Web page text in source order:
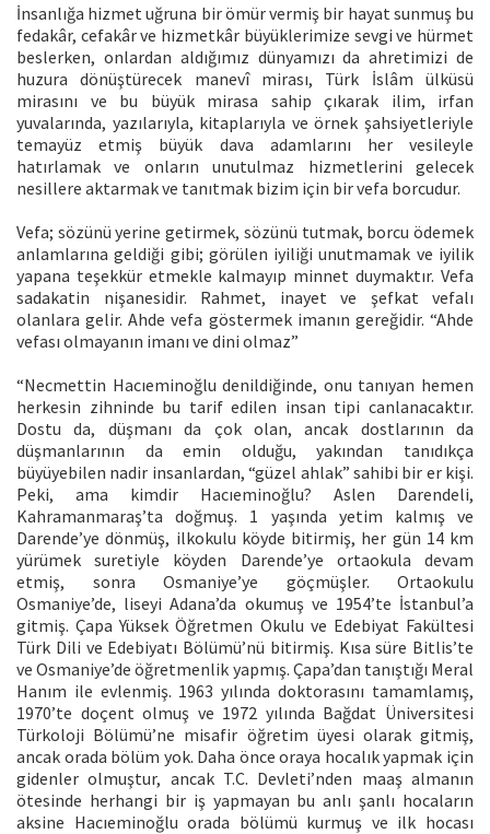
İnsanlığa hizmet uğruna bir ömür vermiş bir hayat sunmuş bu
fedakâr, cefakâr ve hizmetkâr büyüklerimize sevgi ve hürmet
beslerken, onlardan aldığımız dünyamızı da ahretimizi de
huzura dönüştürecek manevî mirası, Türk İslâm ülküsü
mirasını ve bu büyük mirasa sahip çıkarak ilim, irfan
yuvalarında, yazılarıyla, kitaplarıyla ve örnek şahsiyetleriyle
temayüz etmiş büyük dava adamlarını her vesileyle
hatırlamak ve onların unutulmaz hizmetlerini gelecek
nesillere aktarmak ve tanıtmak bizim için bir vefa borcudur.
Vefa; sözünü yerine getirmek, sözünü tutmak, borcu ödemek
anlamlarına geldiği gibi; görülen iyiliği unutmamak ve iyilik
yapana teşekkür etmekle kalmayıp minnet duymaktır. Vefa
sadakatin nişanesidir. Rahmet, inayet ve şefkat vefalı
olanlara gelir. Ahde vefa göstermek imanın gereğidir. “Ahde
vefası olmayanın imanı ve dini olmaz”
“Necmettin Hacıeminoğlu denildiğinde, onu tanıyan hemen
herkesin zihninde bu tarif edilen insan tipi canlanacaktır.
Dostu da, düşmanı da çok olan, ancak dostlarının da
düşmanlarının da emin olduğu, yakından tanıdıkça
büyüyebilen nadir insanlardan, “güzel ahlak” sahibi bir er kişi.
Peki, ama kimdir Hacıeminoğlu? Aslen Darendeli,
Kahramanmaraş’ta doğmuş. 1 yaşında yetim kalmış ve
Darende’ye dönmüş, ilkokulu köyde bitirmiş, her gün 14 km
yürümek suretiyle köyden Darende’ye ortaokula devam
etmiş, sonra Osmaniye’ye göçmüşler. Ortaokulu
Osmaniye’de, liseyi Adana’da okumuş ve 1954’te İstanbul’a
gitmiş. Çapa Yüksek Öğretmen Okulu ve Edebiyat Fakültesi
Türk Dili ve Edebiyatı Bölümü’nü bitirmiş. Kısa süre Bitlis’te
ve Osmaniye’de öğretmenlik yapmış. Çapa’dan tanıştığı Meral
Hanım ile evlenmiş. 1963 yılında doktorasını tamamlamış,
1970’te doçent olmuş ve 1972 yılında Bağdat Üniversitesi
Türkoloji Bölümü’ne misafir öğretim üyesi olarak gitmiş,
ancak orada bölüm yok. Daha önce oraya hocalık yapmak için
gidenler olmuştur, ancak T.C. Devleti’nden maaş almanın
ötesinde herhangi bir iş yapmayan bu anlı şanlı hocaların
aksine Hacıeminoğlu orada bölümü kurmuş ve ilk hocası